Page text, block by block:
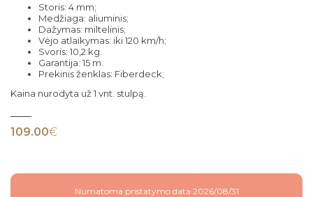
Storis: 4 mm;
Medžiaga: aliuminis;
Dažymas: miltelinis;
Vėjo atlaikymas: iki 120 km/h;
Svoris: 10,2 kg.
Garantija: 15 m.
Prekinis ženklas: Fiberdeck;
Kaina nurodyta už 1 vnt. stulpą.
109.00€
Numatoma pristatymo data 2026/08/31